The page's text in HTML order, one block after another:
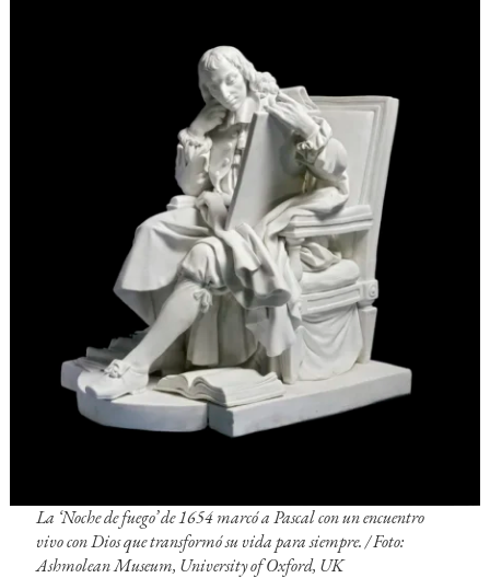
La ‘Noche de fuego’ de 1654 marcó a Pascal con un encuentro
vivo con Dios que transformó su vida para siempre. / Foto:
Ashmolean Museum, University of Oxford, UK